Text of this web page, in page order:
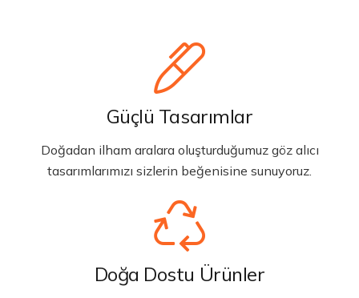
Güçlü Tasarımlar
Doğadan ilham aralara oluşturduğumuz göz alıcı
tasarımlarımızı sizlerin beğenisine sunuyoruz.
Doğa Dostu Ürünler